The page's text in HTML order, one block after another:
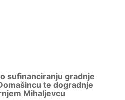
sufinanciranju gradnje
te dogradnje
Mihaljevcu